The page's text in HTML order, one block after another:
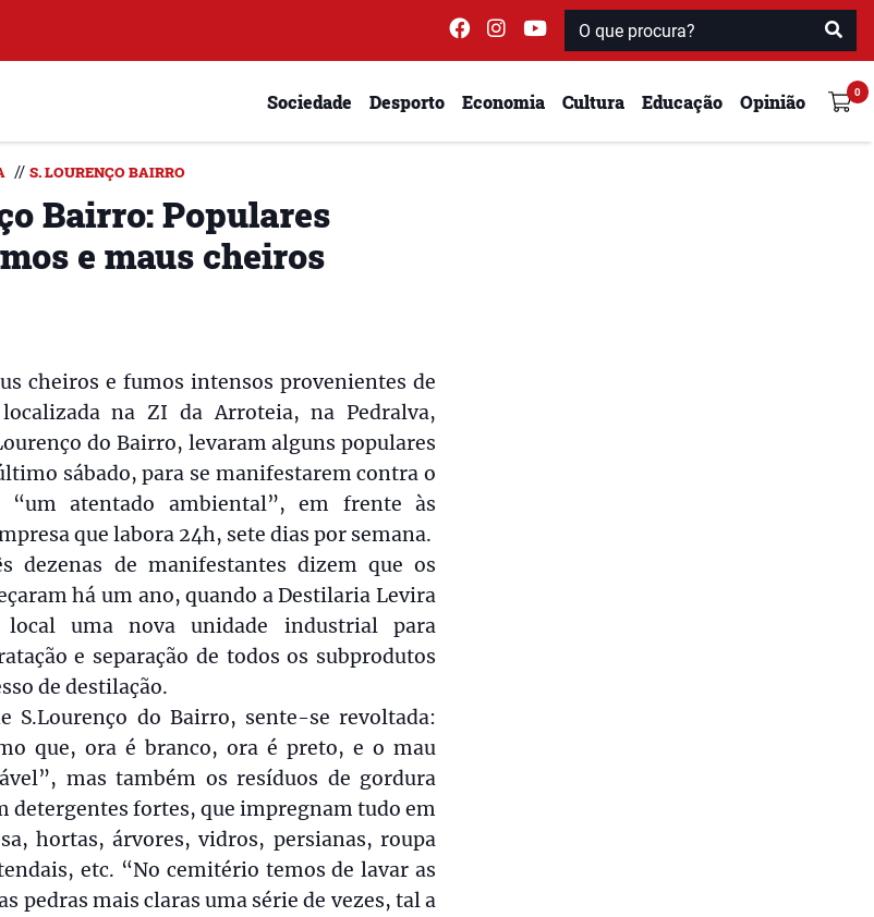
Sociedade Desporto Economia Cultura Educação Opinião
// S. LOURENÇO BAIRRO
Bairro: Populares
e maus cheiros
cheiros e fumos intensos provenientes de
na ZI da Arroteia, na Pedralva,
do Bairro, levaram alguns populares
sábado, para se manifestarem contra o
“um atentado ambiental”, em frente às
que labora 24h, sete dias por semana.
dezenas de manifestantes dizem que os
há um ano, quando a Destilaria Levira
local uma nova unidade industrial para
e separação de todos os subprodutos
de destilação.
S.Lourenço do Bairro, sente-se revoltada:
que, ora é branco, ora é preto, e o mau
mas também os resíduos de gordura
detergentes fortes, que impregnam tudo em
hortas, árvores, vidros, persianas, roupa
etc. “No cemitério temos de lavar as
pedras mais claras uma série de vezes, tal a